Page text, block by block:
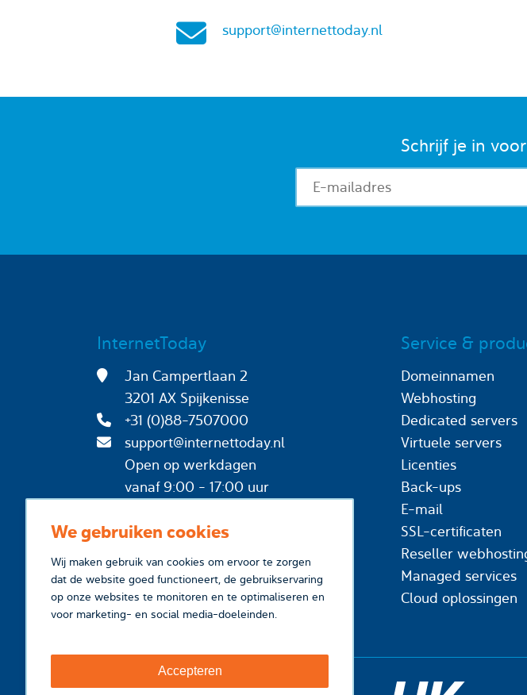
We gebruiken cookies
Wij maken gebruik van cookies om ervoor te zorgen
dat de website goed functioneert, de gebruikservaring
op onze websites te monitoren en te optimaliseren en
voor marketing- en social media-doeleinden.
Accepteren
support@internettoday.nl
Schrijf je in
InternetToday
Jan Campertlaan 2
3201 AX Spijkenisse
+31 (0)88-7507000
support@internettoday.nl
Open op werkdagen
vanaf 9:00 - 17:00 uur
Service &
Domeinnamen
Webhosting
Dedicated servers
Virtuele servers
Licenties
Back-ups
E-mail
SSL-certificaten
Reseller
Managed services
Cloud oplossingen